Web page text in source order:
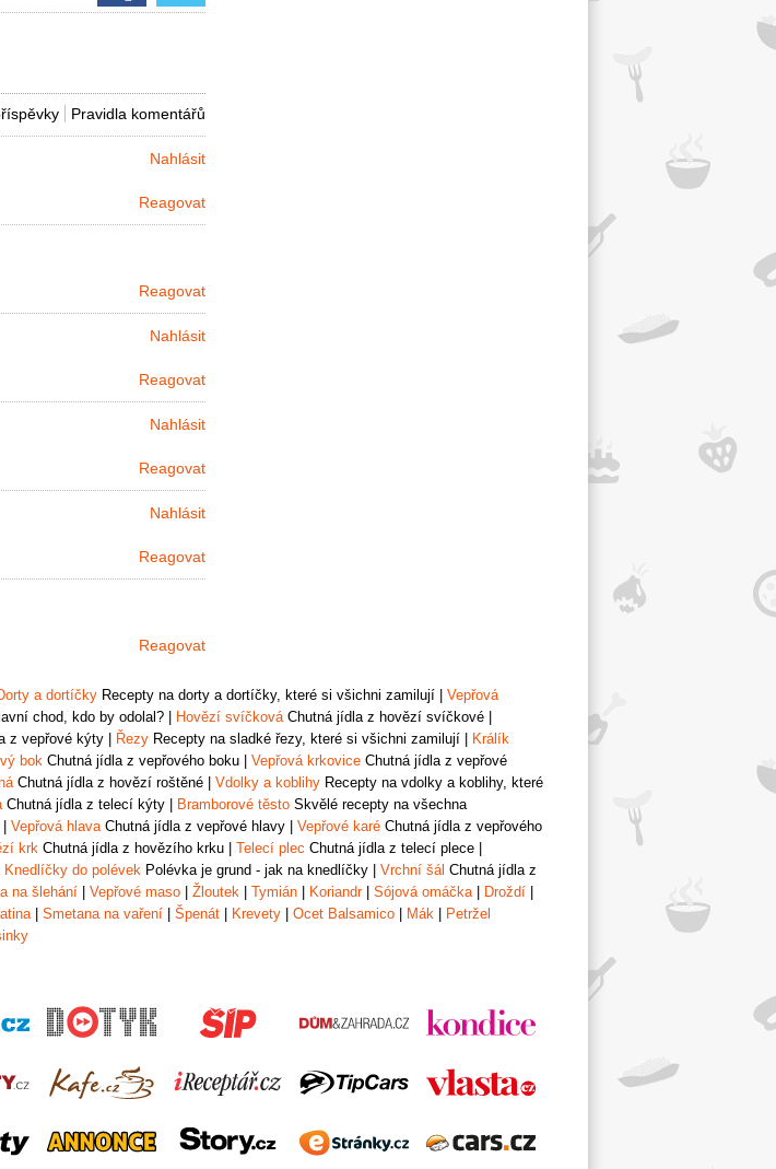
Pravidla komentářů
Nahlásit
Reagovat
Reagovat
Nahlásit
Reagovat
Nahlásit
Reagovat
Nahlásit
Reagovat
Reagovat
a dortíčky Recepty na dorty a dortíčky, které si všichni zamilují
Vepřová
chod, kdo by odolal? Hovězí svíčkováChutná jídla z hovězí svíčkové
z vepřové kýty Řezy Recepty na sladké řezy, které si všichni zamilují
Králík
bok Chutná jídla z vepřového boku Vepřová krkovice Chutná jídla z vepřové
Chutná jídla z hovězí roštěné Vdolky a koblihy Recepty na vdolky a koblihy, které
Chutná jídla z telecí kýty Bramborové těsto Skvělé recepty na všechna
Vepřová hlavaChutná jídla z vepřové hlavy Vepřové karé Chutná jídla z vepřového
krk Chutná jídla z hovězího krku Telecí plec Chutná jídla z telecí plece
Knedlíčky do polévek Polévka je grund - jak na knedlíčky Vrchní šál Chutná jídla z
na šlehání Vepřové maso Žloutek Tymián Koriandr| Sójová omáčka| Droždí
| Smetana na vaření Špenát Krevety Ocet Balsamico Mák
Petržel